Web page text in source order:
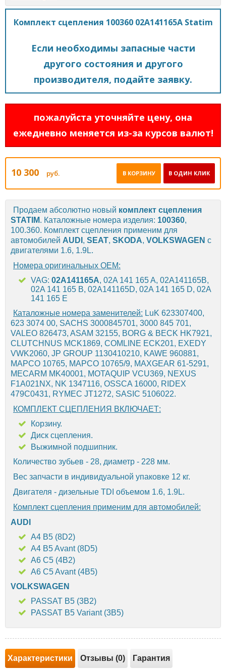
Комплект сцепления 100360 02A141165A Statim
Если необходимы запасные части
другого состояния и другого
производителя, подайте заявку.
пожалуйста уточняйте цену, она
ежедневно меняется из-за курсов валют!
10 300 руб. В ОДИН КЛИК
В КОРЗИНУ
Продаем абсолютно новый комплект сцепления
STATIM. Каталожные номера изделия: 100360,
100.360. Комплект сцепления применим для
автомобилей AUDI , SEAT, SKODA, VOLKSWAGEN с
двигателями 1.6, 1.9L.
Номера оригинальных OEM:
VAG: 02A141165A, 02A 141 165 A, 02A141165B,
02A 141 165 B, 02A141165D, 02A 141 165 D, 02A
141 165 E
Каталожные номера заменителей: LuK 623307400,
623 3074 00, SACHS 3000845701, 3000 845 701,
VALEO 826473, ASAM 32155, BORG & BECK HK7921,
CLUTCHNUS MCK1869, COMLINE ECK201, EXEDY
VWK2060, JP GROUP 1130410210, KAWE 960881,
MAPCO 10765, MAPCO 10765/9, MAXGEAR 61-5291,
MECARM MK40001, MOTAQUIP VCU369, NEXUS
F1A021NX, NK 1347116, OSSCA 16000, RIDEX
479C0431, RYMEC JT1272, SASIC 5106022.
КОМПЛЕКТ СЦЕПЛЕНИЯ ВКЛЮЧАЕТ:
Корзину.
Диск сцепления.
Выжимной подшипник.
Количество зубьев - 28, диаметр - 228 мм.
Вес запчасти в индивидуальной упаковке 12 кг.
Двигателя - дизельные TDI объемом 1.6, 1.9L.
Комплект сцепления применим для автомобилей:
AUDI
A4 B5 (8D2)
A4 B5 Avant (8D5)
A6 C5 (4B2)
A6 C5 Avant (4B5)
VOLKSWAGEN
PASSAT B5 (3B2)
PASSAT B5 Variant (3B5)
Характеристики Отзывы (0) Гарантия